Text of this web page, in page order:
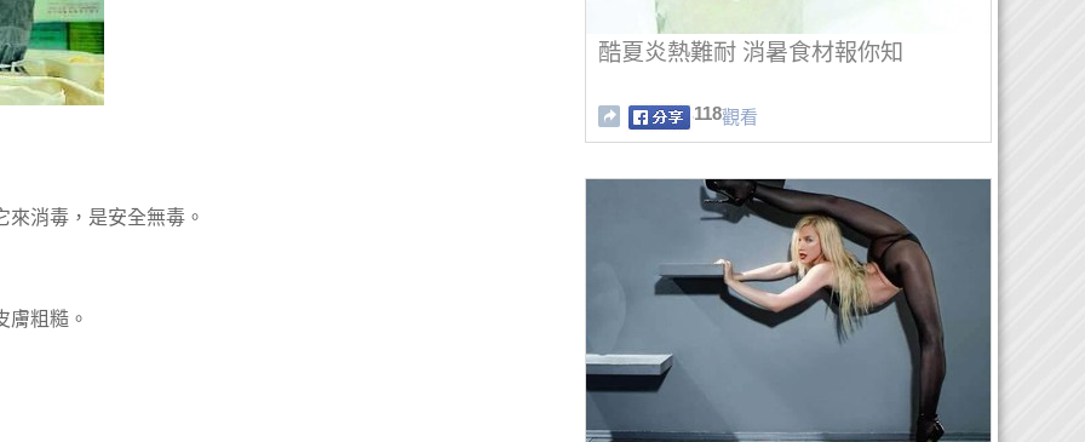
消毒，是安全無毒。
膚粗糙。
酷夏炎熱難耐 消暑食材報你知
118觀看